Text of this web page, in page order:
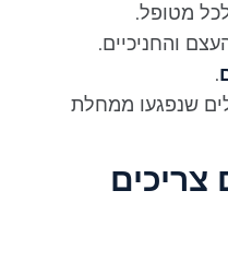
מטופל.
והחניכיים.
שנפגעו ממחלת